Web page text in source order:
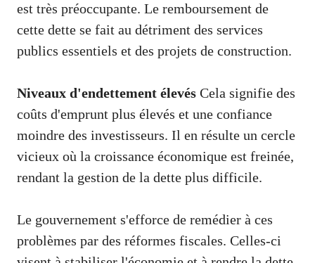
est très préoccupante. Le remboursement de
cette dette se fait au détriment des services
publics essentiels et des projets de construction.
Niveaux d'endettement élevés Cela signifie des
coûts d'emprunt plus élevés et une confiance
moindre des investisseurs. Il en résulte un cercle
vicieux où la croissance économique est freinée,
rendant la gestion de la dette plus difficile.
Le gouvernement s'efforce de remédier à ces
problèmes par des réformes fiscales. Celles-ci